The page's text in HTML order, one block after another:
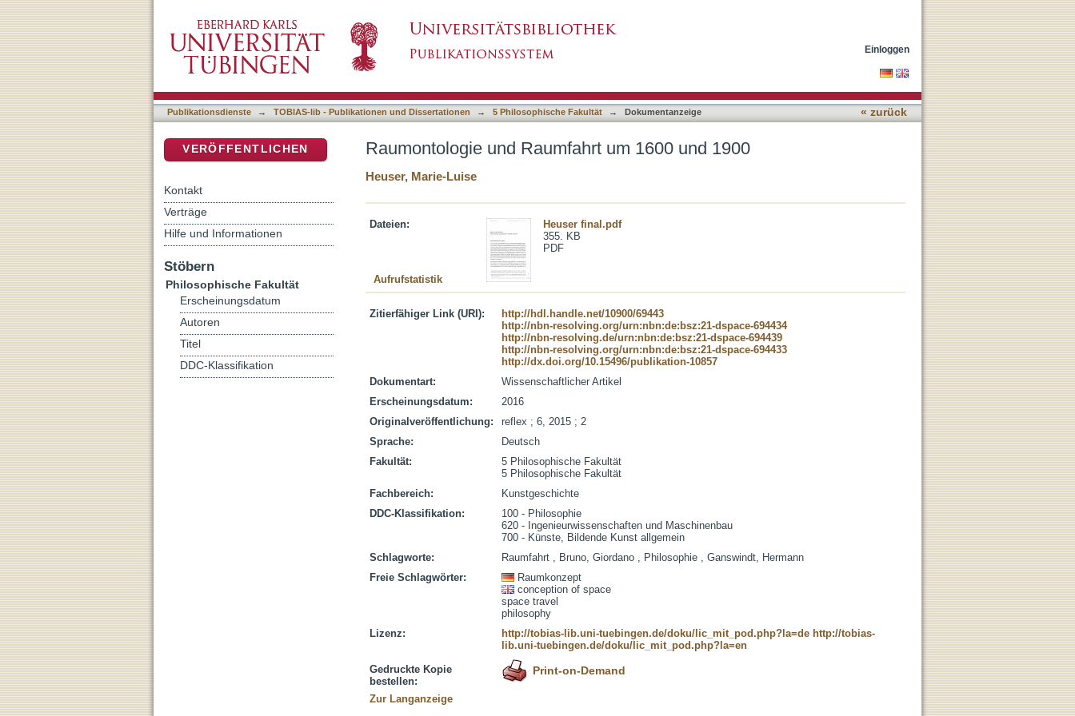
Einloggen
Publikationsdienste → TOBIAS-lib - Publikationen und Dissertationen → 5 Philosophische Fakultät → Dokumentanzeige « zurück
Raumontologie und Raumfahrt um 1600 und 1900
Heuser, Marie-Luise
Dateien:
Heuser final.pdf
355. KB
PDF
Aufrufstatistik
Zitierfähiger Link (URI):
http://hdl.handle.net/10900/69443
http://nbn-resolving.org/urn:nbn:de:bsz:21-dspace-694434
http://nbn-resolving.de/urn:nbn:de:bsz:21-dspace-694439
http://nbn-resolving.org/urn:nbn:de:bsz:21-dspace-694433
http://dx.doi.org/10.15496/publikation-10857
Dokumentart:
Wissenschaftlicher Artikel
Erscheinungsdatum:
2016
Originalveröffentlichung:
reflex ; 6, 2015 ; 2
Sprache:
Deutsch
Fakultät:
5 Philosophische Fakultät
5 Philosophische Fakultät
Fachbereich:
Kunstgeschichte
DDC-Klassifikation:
100 - Philosophie
620 - Ingenieurwissenschaften und Maschinenbau
700 - Künste, Bildende Kunst allgemein
Schlagworte:
Raumfahrt , Bruno, Giordano , Philosophie , Ganswindt, Hermann
Freie Schlagwörter:
Raumkonzept
conception of space
space travel
philosophy
Lizenz:
http://tobias-lib.uni-tuebingen.de/doku/lic_mit_pod.php?la=de http://tobias-
lib.uni-tuebingen.de/doku/lic_mit_pod.php?la=en
Gedruckte Kopie
bestellen:
Print-on-Demand
Zur Langanzeige
VERÖFFENTLICHEN
Kontakt
Verträge
Hilfe und Informationen
Stöbern
Philosophische Fakultät
Erscheinungsdatum
Autoren
Titel
DDC-Klassifikation